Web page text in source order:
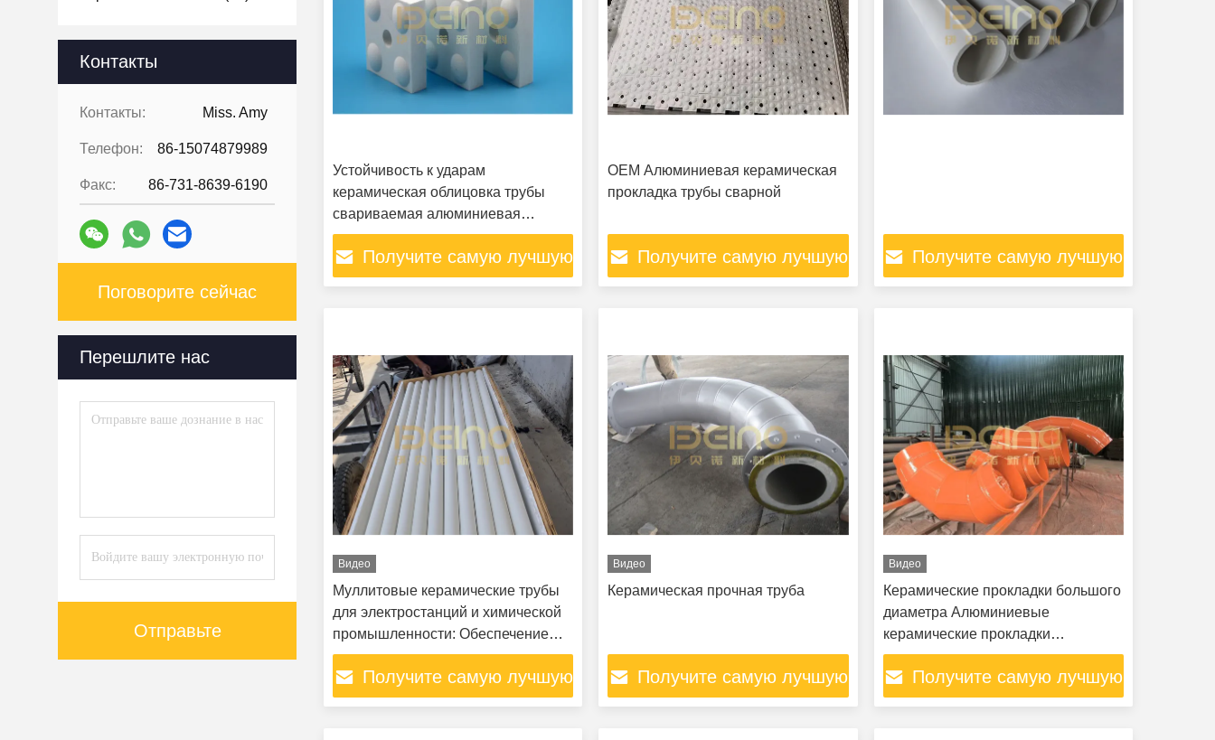
Контакты
Контакты: Miss. Amy
Телефон: 86-15074879989
Факс: 86-731-8639-6190
Поговорите сейчас
Перешлите нас
Отправьте
Устойчивость к ударам
керамическая облицовка трубы
свариваемая алюминиевая
керамическая плитка
Получите самую лучшую
OEM Алюминиевая керамическая
прокладка трубы сварной
Получите самую лучшую Получите самую лучшую
Видео
Муллитовые керамические трубы
для электростанций и химической
промышленности: Обеспечение
безопасной и эффективной
транспортировки. Высокая
устойчивость к абразивному износу
Получите самую лучшую
Видео
Керамическая прочная труба
Получите самую лучшую
Видео
Керамические прокладки большого
диаметра Алюминиевые
керамические прокладки
керамические прокладки
керамические плитки керамические
прокладки для транспортировки
Получите самую лучшую